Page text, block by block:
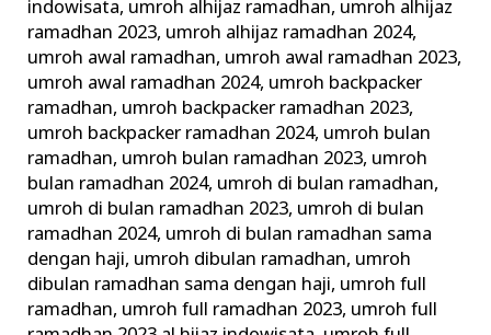
indowisata, umroh alhijaz ramadhan, umroh alhijaz
ramadhan 2023, umroh alhijaz ramadhan 2024,
umroh awal ramadhan, umroh awal ramadhan 2023,
umroh awal ramadhan 2024, umroh backpacker
ramadhan, umroh backpacker ramadhan 2023,
umroh backpacker ramadhan 2024, umroh bulan
ramadhan, umroh bulan ramadhan 2023, umroh
bulan ramadhan 2024, umroh di bulan ramadhan,
umroh di bulan ramadhan 2023, umroh di bulan
ramadhan 2024, umroh di bulan ramadhan sama
dengan haji, umroh dibulan ramadhan, umroh
dibulan ramadhan sama dengan haji, umroh full
ramadhan, umroh full ramadhan 2023, umroh full